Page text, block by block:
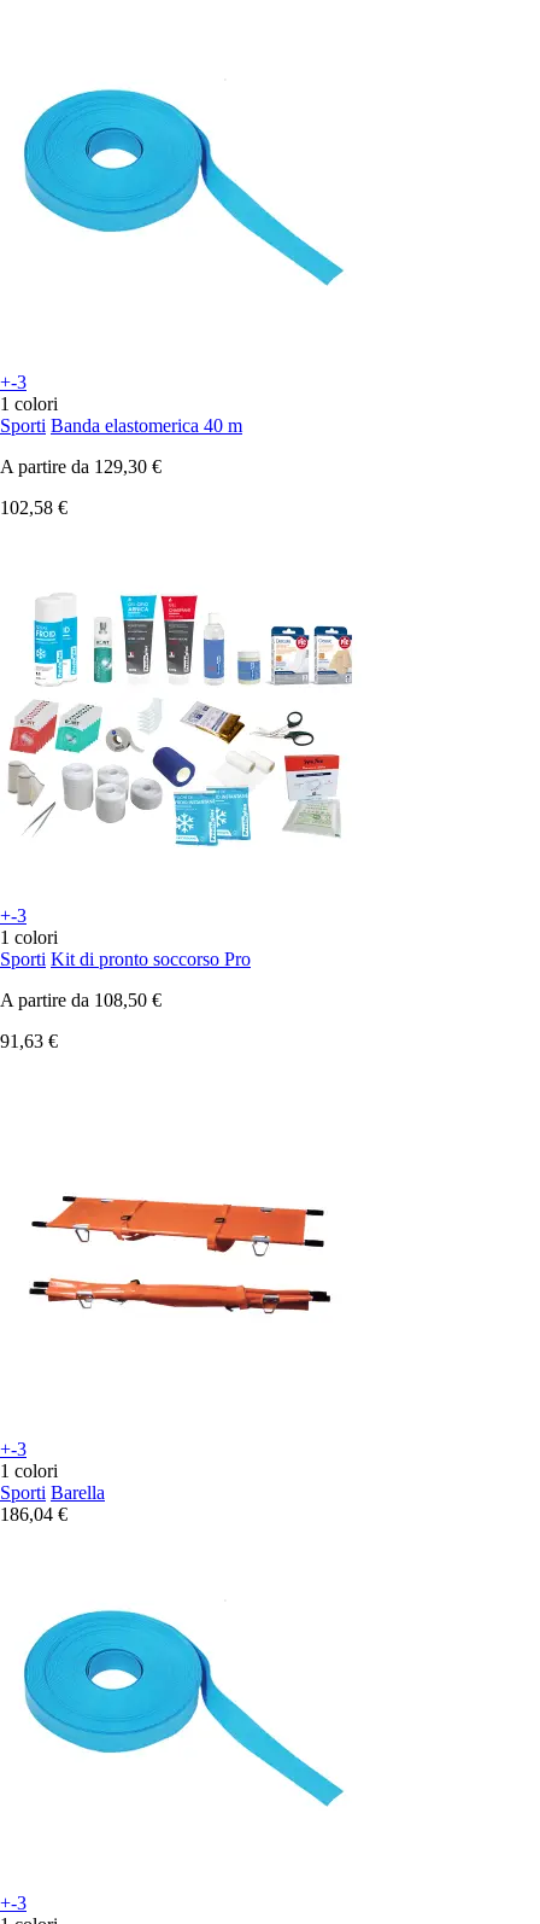
+-3
1 colori
Sporti Banda elastomerica 40 m
A partire da 129,30 €
102,58 €
+-3
1 colori
Sporti Kit di pronto soccorso Pro
A partire da 108,50 €
91,63 €
+-3
1 colori
Sporti Barella
186,04 €
+-3